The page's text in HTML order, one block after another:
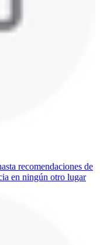
recomendaciones de
en ningún otro lugar